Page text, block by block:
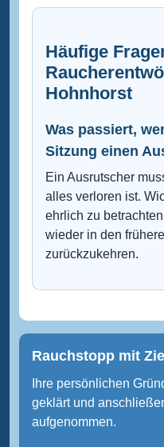
Häufige
Hohnhorst
Was passiert,
Sitzung einen
Ein Ausrutscher
alles verloren ist.
ehrlich zu
wieder in den
zurückzukehren.
Rauchstopp mit
Ihre persönlichen
geklärt und
aufgenommen.